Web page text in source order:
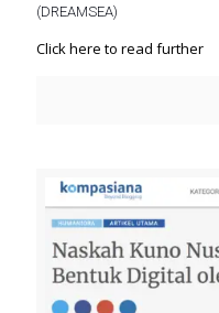
(DREAMSEA)
Click here to read further